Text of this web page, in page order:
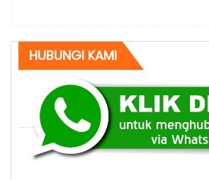
Masjid
Turki
kirim
ke
Pagar
Alam”
HUBUNGI KAMI